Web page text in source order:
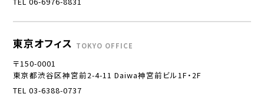
東京オフィス TOKYO OFFICE
〒150-0001
東京都渋谷区神宮前2-4-11 Daiwa神宮前ビル1F・2F
TEL 03-6388-0737